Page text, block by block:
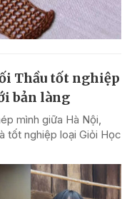
Thầu tốt nghiệp
bản làng
mình giữa Hà Nội,
tốt nghiệp loại Giỏi Học